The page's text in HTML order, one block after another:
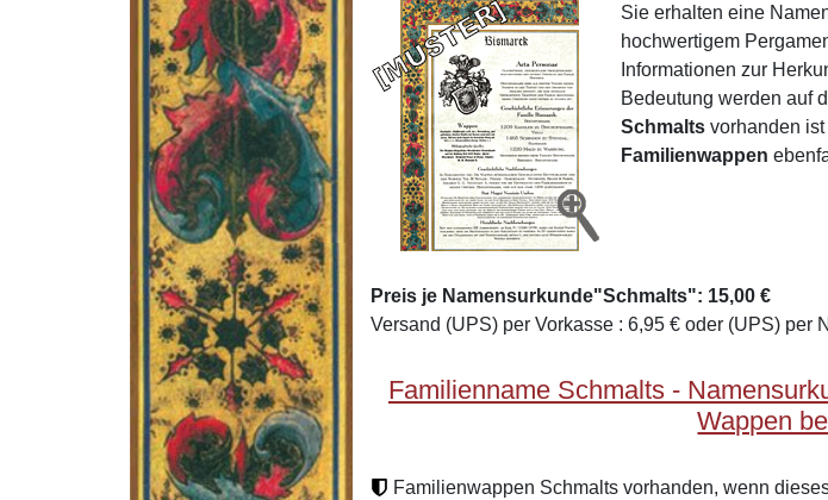
Sie erhalten eine
hochwertigem
Informationen zur
Bedeutung werden auf
Schmalts vorhanden
Familienwappen
Preis je Namensurkunde"Schmalts": 15,00 €
Versand (UPS) per Vorkasse : 6,95 € oder (UPS) per
Familienname Schmalts -
Wappen
Familienwappen Schmalts vorhanden, wenn